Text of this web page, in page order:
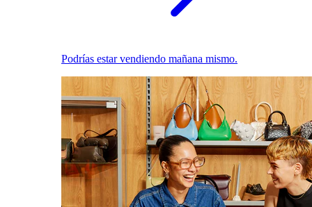
Podrías estar vendiendo mañana mismo.